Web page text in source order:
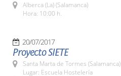
Alberca (La) (Salamanca)
Hora: 10:00 h.
20/07/2017
Proyecto SIETE
Santa Marta de Tormes (Salamanca)
Lugar: Escuela Hostelería